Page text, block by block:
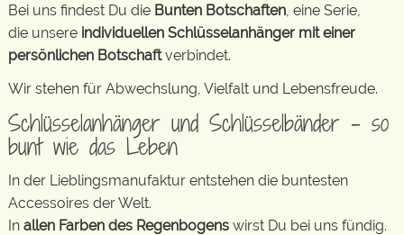
Bei uns findest Du die Bunten Botschaften , eine Serie,
die unsere individuellen Schlüsselanhänger mit einer
persönlichen Botschaftverbindet.
Wir stehen für Abwechslung, Vielfalt und Lebensfreude.
Schlüsselanhänger und Schlüsselbänder – so
bunt wie das Leben
In der Lieblingsmanufaktur entstehen die buntesten
Accessoires der Welt.
In allen Farben des Regenbogens wirst Du bei uns fündig.